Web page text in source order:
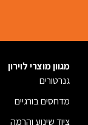
מגוון מוצרי לוירון
גנרטורים
מדחסים בורגיים
ציוד שינוע והרמה